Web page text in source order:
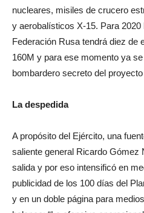
nucleares, misiles de crucero
y aerobalísticos X-15. Para 2020
Federación Rusa tendrá diez de
160M y para ese momento ya
bombardero secreto del
La despedida
A propósito del Ejército, una
saliente general Ricardo Gómez
salida y por eso intensificó en
publicidad de los 100 días del
y en un doble página para